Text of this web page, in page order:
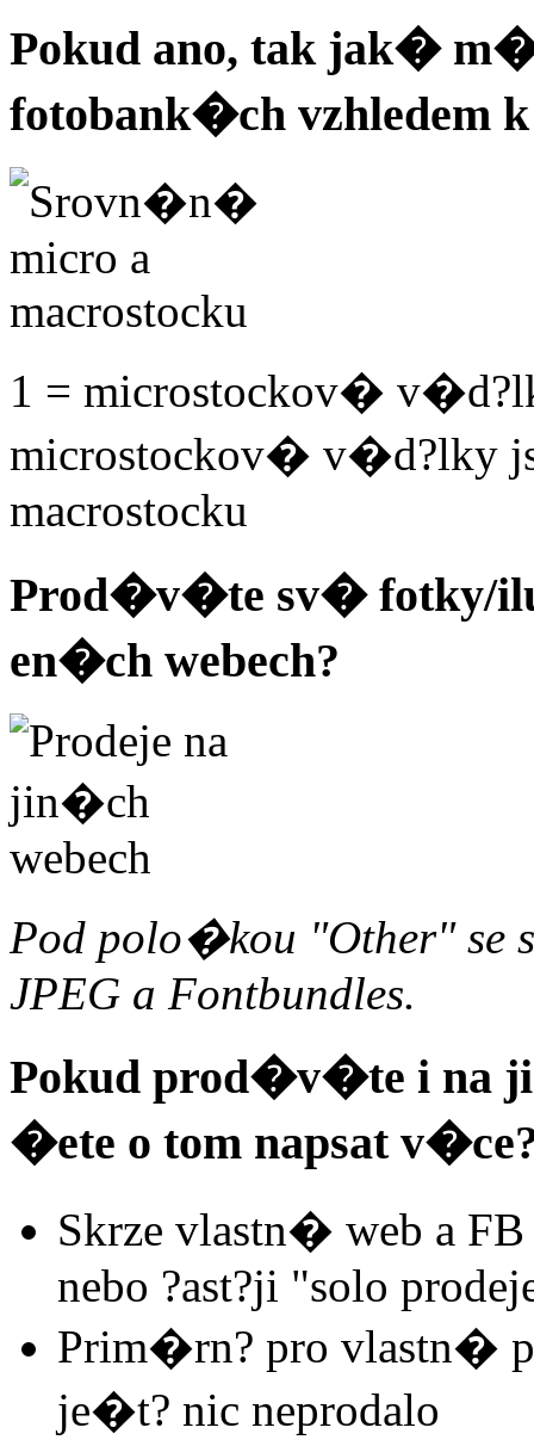
Pokud ano, tak jak�
fotobank�ch vzhledem
1 = microstockov�
microstockov� v�d?lky
macrostocku
Prod�v�te sv� fotky/
en�ch webech?
Pod polo�kou "Other" se
JPEG a Fontbundles.
Pokud prod�v�te i na
�ete o tom napsat
Skrze vlastn� web a
nebo ?ast?ji "solo
Prim�rn? pro vlastn�
je�t? nic neprodalo